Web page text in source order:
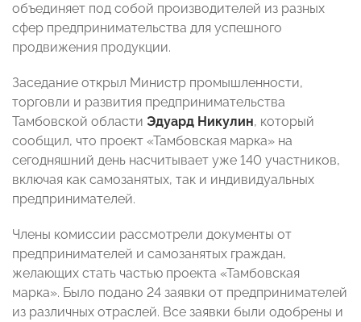
объединяет под собой производителей из разных
сфер предпринимательства для успешного
продвижения продукции.
Заседание открыл Министр промышленности,
торговли и развития предпринимательства
Тамбовской области Эдуард Никулин, который
сообщил, что проект «Тамбовская марка» на
сегодняшний день насчитывает уже 140 участников,
включая как самозанятых, так и индивидуальных
предпринимателей.
Члены комиссии рассмотрели документы от
предпринимателей и самозанятых граждан,
желающих стать частью проекта «Тамбовская
марка». Было подано 24 заявки от предпринимателей
из различных отраслей. Все заявки были одобрены и